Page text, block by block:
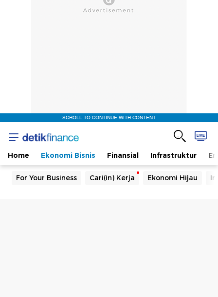
SCROLL TO CONTINUE WITH CONTENT
Home Ekonomi Bisnis Finansial Infrastruktur
For Your Business Cari(in) Kerja Ekonomi Hijau